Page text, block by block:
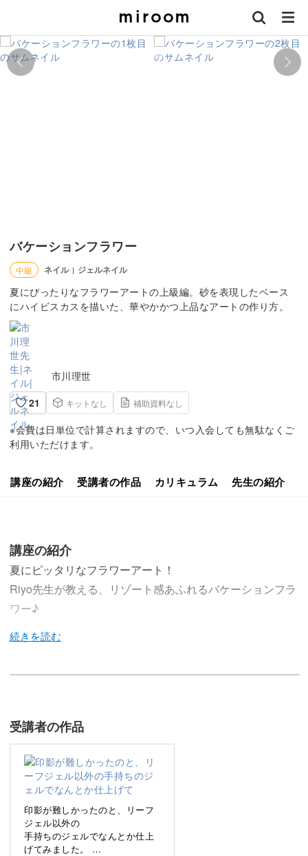
バケーションフラワー
中級 ネイル | ジェルネイル
夏にぴったりなフラワーアートの上級編。砂を表現したベース
にハイビスカスを描いた、華やかかつ上品なアートの作り方。
市川理世
21
キットなし 補助資料なし
※会費は日単位で計算されますので、いつ入会しても無駄なくご
利用いただけます。
講座の紹介 受講者の作品 カリキュラム 先生の紹介
講座の紹介
夏にピッタリなフラワーアート！
Riyo先生が教える、リゾート感あふれるバケーションフラ
ワー♪
砂の上にハイビスカスがのった平面的なデザインは、
ポップな色を使っているだけに幼く見えがち。
ただそのカラーをのせるだけでは子供っぽい印象に仕上が
ってしまいます。
受講者の作品
印影が難しかったのと、リーフ
ジェル以外の
手持ちのジェルでなんとか仕上
げてみました。